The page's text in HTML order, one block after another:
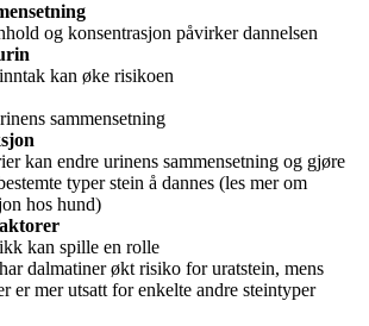
og konsentrasjon påvirker dannelsen
kan øke risikoen
sammensetning
kan endre urinens sammensetning og gjøre
typer stein å dannes (les mer om
hos hund)
kan spille en rolle
dalmatiner økt risiko for uratstein, mens
er mer utsatt for enkelte andre steintyper